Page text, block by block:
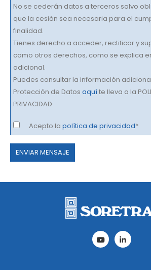
No se cederán datos a terceros salvo
que la cesión sea necesaria para el
finalidad.
Tienes derecho a acceder, rectificar y
como otros derechos, como se explica
adicional.
Puedes consultar la información
Protección de Datos aquíte lleva a la
PRIVACIDAD.
Acepto la política de privacidad*
Por
favor,
este